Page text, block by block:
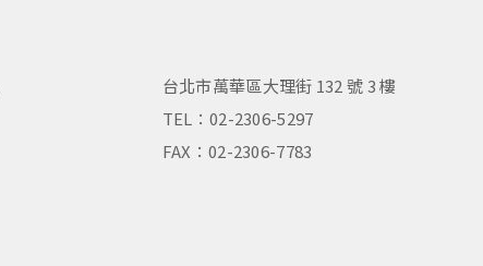
台北市萬華區大理街 132 號 3 樓
TEL：02-2306-5297
FAX：02-2306-7783